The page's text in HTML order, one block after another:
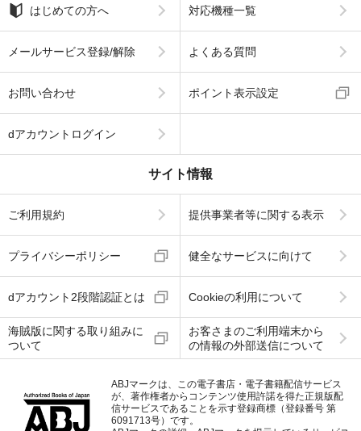
はじめての方へ 対応機種一覧
メールサービス登録/解除 よくある質問
お問い合わせ ポイント表示設定
dアカウントログイン
サイト情報
ご利用規約 提供事業者等に関する表示
プライバシーポリシー 健全なサービスに向けて
dアカウント2段階認証とは Cookieの利用について
海賊版に関する取り組みに
ついて
お客さまのご利用端末から
の情報の外部送信について
ABJマークは、この電子書店・電子書籍配信サービス
が、著作権者からコンテンツ使用許諾を得た正規版配
信サービスであることを示す登録商標（登録番号 第
6091713号）です。